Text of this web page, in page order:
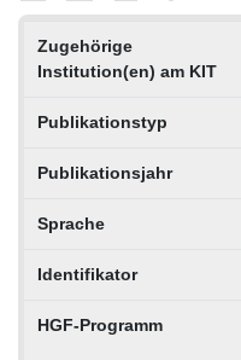
Zugehörige
Institution(en) am KIT
Publikationstyp
Publikationsjahr
Sprache
Identifikator
HGF-Programm